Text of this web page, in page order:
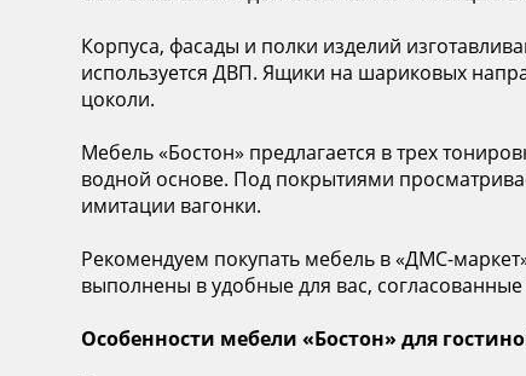
Корпуса, фасады и полки изделий
используется ДВП. Ящики на шариковых
цоколи.
Мебель «Бостон» предлагается в трех
водной основе. Под покрытиями
имитации вагонки.
Рекомендуем покупать мебель в «ДМС-
выполнены в удобные для вас,
Особенности мебели «Бостон» для